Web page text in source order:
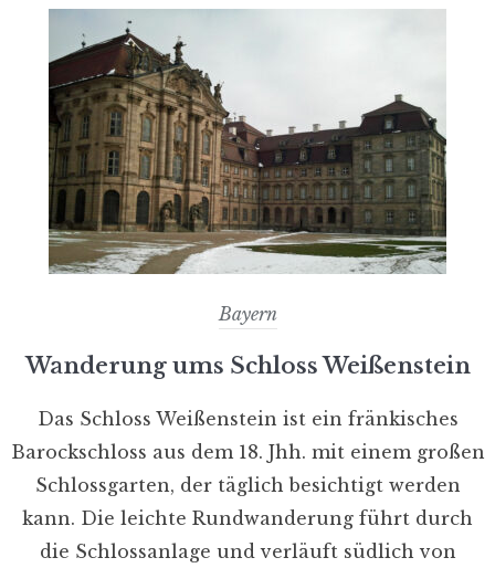
Bayern
Wanderung ums Schloss Weißenstein
Das Schloss Weißenstein ist ein fränkisches
Barockschloss aus dem 18. Jhh. mit einem großen
Schlossgarten, der täglich besichtigt werden
kann. Die leichte Rundwanderung führt durch
die Schlossanlage und verläuft südlich von